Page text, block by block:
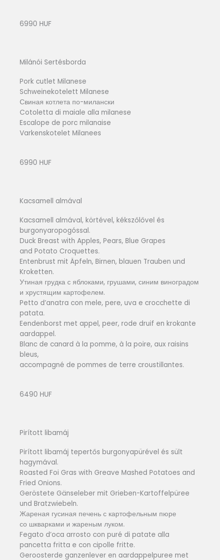
6990 HUF
Milánói Sertésborda
Pork cutlet Milanese
Schweinekotelett Milanese
Свиная котлета по-милански
Cotoletta di maiale alla milanese
Escalope de porc milanaise
Varkenskotelet Milanees
6990 HUF
Kacsamell almával
Kacsamell almával, körtével, kékszőlővel és
burgonyaropogóssal.
Duck Breast with Apples, Pears, Blue Grapes
and Potato Croquettes.
Entenbrust mit Äpfeln, Birnen, blauen Trauben und
Kroketten.
Утиная грудка с яблоками, грушами, синим виноградом
и хрустящим картофелем.
Petto d’anatra con mele, pere, uva e crocchette di
patata.
Eendenborst met appel, peer, rode druif en krokante
aardappel.
Blanc de canard à la pomme, à la poire, aux raisins
bleus,
accompagné de pommes de terre croustillantes.
6490 HUF
Pirított libamáj
Pirított libamáj tepertős burgonyapürével és sült
hagymával.
Roasted Foi Gras with Greave Mashed Potatoes and
Fried Onions.
Geröstete Gänseleber mit Grieben-Kartoffelpüree
und Bratzwiebeln.
Жареная гусиная печень с картофельным пюре
со шкварками и жареным луком.
Fegato d’oca arrosto con puré di patate alla
pancetta fritta e con cipolle fritte.
Geroosterde ganzenlever en aardappelpuree met